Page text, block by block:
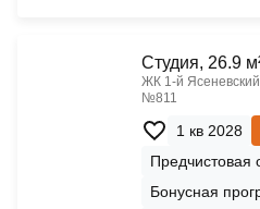
Cтудия, 26.9
ЖК 1‑й
№811
1 кв 2028
Предчистовая
Бонусная